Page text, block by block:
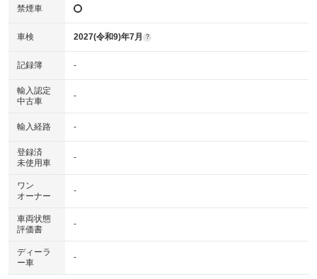
禁煙車
車検 2027(令和9)年7月 ?
記録簿 -
輸入認定
中古車
-
輸入経路 -
登録済
未使用車
-
ワン
オーナー
-
車両状態
評価書
-
ディーラ
ー車
-